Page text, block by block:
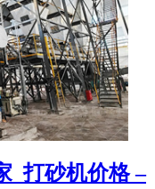
_打砂机价格 –